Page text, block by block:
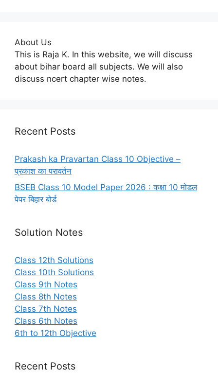
About Us
This is Raja K. In this website, we will discuss
about bihar board all subjects. We will also
discuss ncert chapter wise notes.
Recent Posts
Prakash ka Pravartan Class 10 Objective –
प्रकाश का परावर्तन
BSEB Class 10 Model Paper 2026 : कक्षा 10 मोडल
पेपर बिहार बोर्ड
Solution Notes
Class 12th Solutions
Class 10th Solutions
Class 9th Notes
Class 8th Notes
Class 7th Notes
Class 6th Notes
6th to 12th Objective
Recent Posts